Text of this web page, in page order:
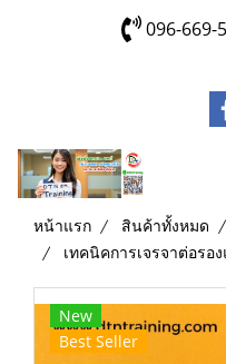
096-669-
หน้าแรก สินค้าทั้งหมด
เทคนิคการเจรจาต่อรอ
New
Best Seller